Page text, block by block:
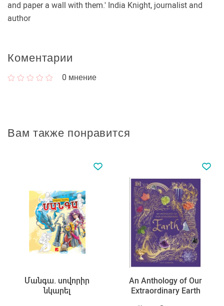
and paper a wall with them.' India Knight, journalist and
author
Коментарии
0 мнение
Вам также понравится
Մանգա. սովորիր
նկարել
An Anthology of Our
Extraordinary Earth